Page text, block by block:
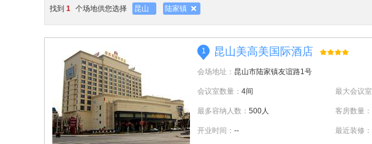
找到 1 个场地供您选择 昆山 陆家镇
1 昆山美高美国际酒店
会场地址： 昆山市陆家镇友谊路1号
会议室数量： 4间 最大会议室
最多容纳人数： 500人 客房数量：
开业时间： -- 最近装修：